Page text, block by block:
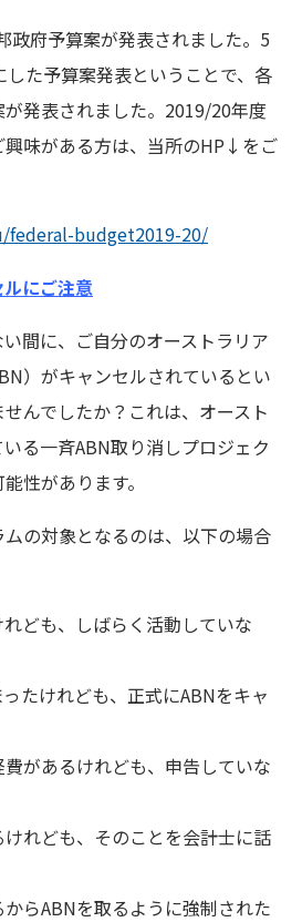
政府予算案が発表されました。5
た予算案発表ということで、各
発表されました。2019/20年度
興味がある方は、当所のHP↓をご
federal-budget2019-20/
にご注意
間に、ご自分のオーストラリア
）がキャンセルされているとい
んでしたか？これは、オースト
る一斉ABN取り消しプロジェク
性があります。
の対象となるのは、以下の場合
れども、しばらく活動していな
たけれども、正式にABNをキャ
費があるけれども、申告していな
けれども、そのことを会計士に話
からABNを取るように強制された